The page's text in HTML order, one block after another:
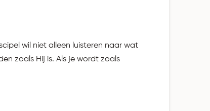
wil niet alleen luisteren naar wat
zoals Hij is. Als je wordt zoals